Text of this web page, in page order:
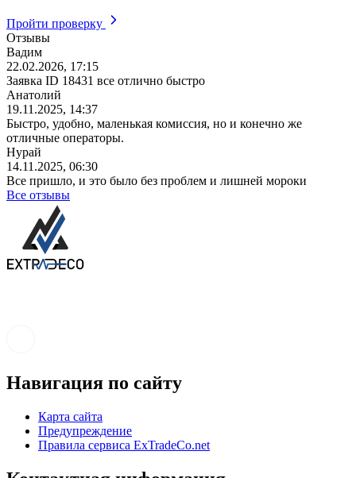
Пройти проверку
Отзывы
Вадим
22.02.2026, 17:15
Заявка ID 18431 все отлично быстро
Анатолий
19.11.2025, 14:37
Быстро, удобно, маленькая комиссия, но и конечно же
отличные операторы.
Нурай
14.11.2025, 06:30
Все пришло, и это было без проблем и лишней мороки
Все отзывы
Навигация по сайту
Карта сайта
Предупреждение
Правила сервиса ExTradeCo.net